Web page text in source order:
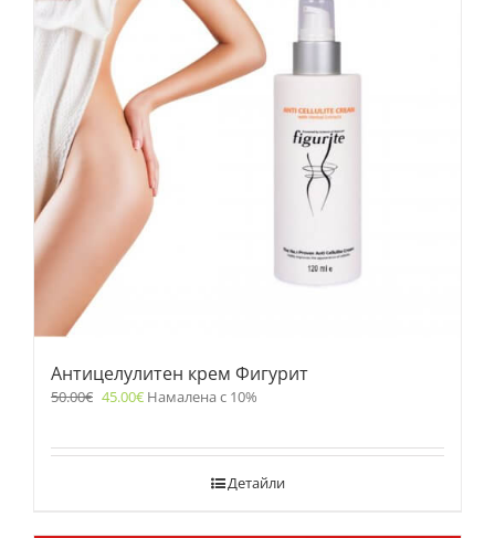
Антицелулитен крем Фигурит
50.00€ 45.00€ Намалена с 10%
Детайли